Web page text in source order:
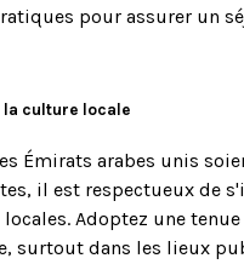
pour assurer un
la culture locale
Émirats arabes unis
il est respectueux de
Adoptez une
surtout dans les lieux